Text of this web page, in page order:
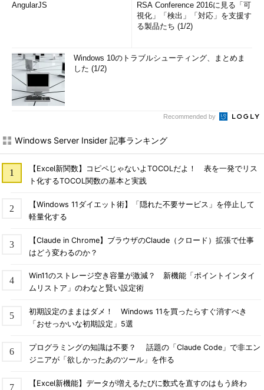
AngularJS
RSA Conference 2016に見る「可
視化」「検出」「対応」を支援す
る製品たち (1/2)
Windows 10のトラブルシューティング、まとめま
した (1/2)
Recommended by
Windows Server Insider 記事ランキング
【Excel新関数】コピペじゃないよTOCOLだよ！ 表を一発でリス
ト化するTOCOL関数の基本と実践
【Windows 11ダイエット術】「隠れた不要サービス」を停止して
軽量化する
【Claude in Chrome】ブラウザのClaude（クロード）拡張で仕事
はどう変わるのか？
Win11のストレージ空き容量が激減？ 新機能「ポイントインタイ
ムリストア」のわなと賢い設定術
初期設定のままはダメ！ Windows 11を買ったらすぐ消すべき
「おせっかいな初期設定」5選
プログラミングの知識は不要？ 話題の「Claude Code」で非エン
ジニアが「欲しかったあのツール」を作る
【Excel新機能】データが増えるたびに数式を直すのはもう終わ